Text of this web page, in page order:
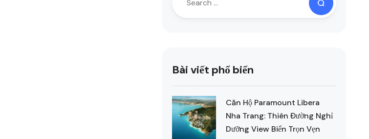
Bài viết phổ biến
Căn Hộ Paramount Libera
Nha Trang: Thiên Đường Nghỉ
Dưỡng View Biển Trọn Vẹn